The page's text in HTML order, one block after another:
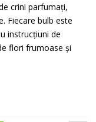
crini parfumați,
Fiecare bulb este
instrucțiuni de
flori frumoase și